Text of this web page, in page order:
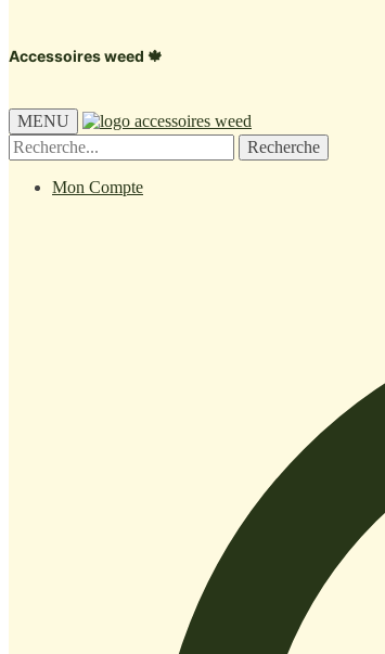
Accessoires weed 🍁
MENU
Recherche
pour :
Recherche
Mon Compte